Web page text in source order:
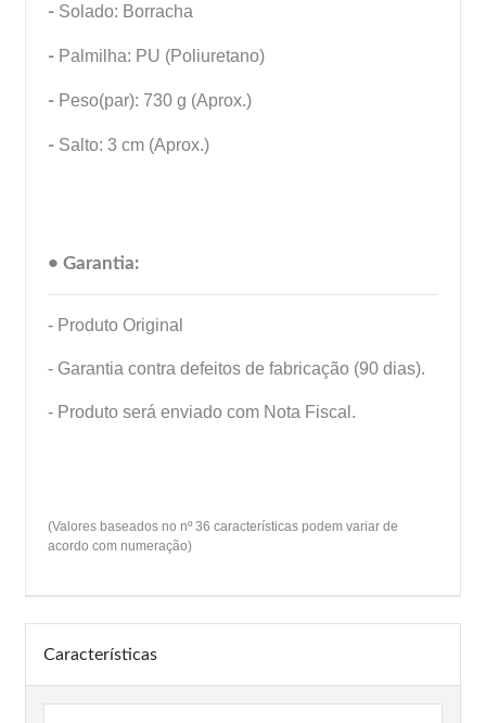
- Solado: Borracha
- Palmilha: PU (Poliuretano)
- Peso(par): 730 g (Aprox.)
- Salto: 3 cm (Aprox.)
• Garantia:
- Produto Original
- Garantia contra defeitos de fabricação (90 dias).
- Produto será enviado com Nota Fiscal.
(Valores baseados no nº 36 características podem variar de
acordo com numeração)
Características